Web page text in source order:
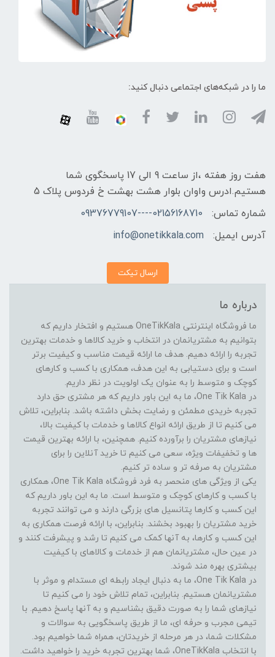
ما را در شبکه‌های اجتماعی دنبال کنید:
هفت روز هفته ،از ساعت 9 الی 17 پاسخگوی شما
هستیم.ادرس واوان بلوار هشت بهشت خ فردوس پلاک 5
شماره تماس:
02156168710----09376779107
آدرس ایمیل:
info@onetikkala.com
ارسال تیکت
درباره ما
ما فروشگاه اینترنتی OneTikKala هستیم و افتخار داریم که
بتوانیم به مشتریانمان در انتخاب و خرید کالاها و خدمات بهترین
تجربه را ارائه دهیم. هدف ما ارائه قیمت مناسب و کیفیت برتر
است و برای دستیابی به این هدف، همکاری با کسب و کارهای
کوچک و متوسط را به عنوان یک اولویت در نظر داریم.
در One Tik Kala، ما به این باور داریم که هر مشتری حق دارد
تجربه خریدی مطمئن و رضایت بخش داشته باشد. بنابراین، تلاش
می کنیم تا از طریق ارائه انواع کالاها و خدمات با کیفیت بالا،
نیازهای مشتریان را برآورده کنیم. همچنین، با ارائه بهترین قیمت
ها و تخفیفات ویژه، سعی می کنیم تا خرید آنلاین را برای
مشتریان به صرفه تر و ساده تر کنیم.
یکی از ویژگی های منحصر به فرد فروشگاه One Tik Kala، همکاری
با کسب و کارهای کوچک و متوسط است. ما به این باور داریم که
این کسب و کارها پتانسیل های بزرگی دارند و می توانند تجربه
خرید مشتریان را بهبود بخشند. بنابراین، با ارائه فرصت همکاری به
این کسب و کارها، به آنها کمک می کنیم تا رشد و پیشرفت کنند و
در عین حال، مشتریانمان هم از خدمات و کالاهای با کیفیت
بیشتری بهره مند شوند.
در One Tik Kala، ما به دنبال ایجاد رابطه ای مستدام و موثر با
مشتریانمان هستیم. بنابراین، تمام تلاش خود را می کنیم تا
نیازهای شما را به صورت دقیق بشناسیم و به آنها پاسخ دهیم. با
تیمی مجرب و حرفه ای، ما از طریق پاسخگویی به سوالات و
مشکلات شما، در هر مرحله از خریدتان، همراه شما خواهیم بود.
با انتخاب OneTikKala، شما بهترین تجربه خرید را خواهید داشت.